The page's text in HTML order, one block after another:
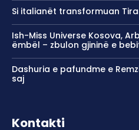
Si italianët transformuan
Ish-Miss Universe Kosova,
ëmbël – zbulon gjininë e
Dashuria e pafundme e
saj
Kontakti